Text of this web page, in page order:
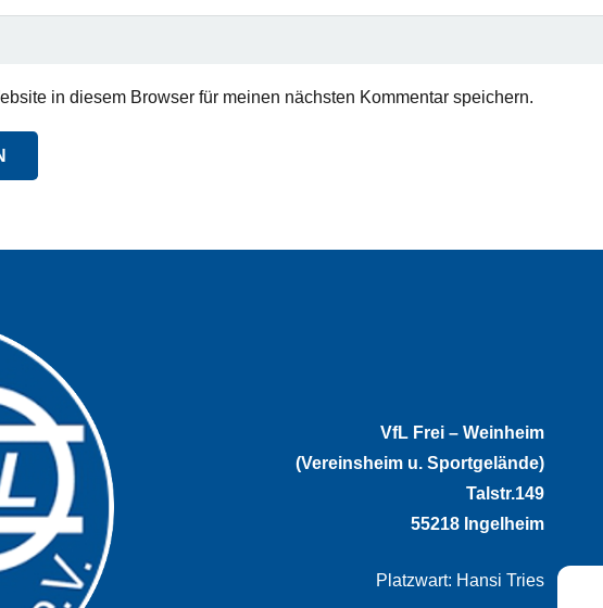
in diesem Browser für meinen nächsten Kommentar speichern.
VfL Frei – Weinheim
(Vereinsheim u. Sportgelände)
Talstr.149
55218 Ingelheim
Platzwart: Hansi Tries